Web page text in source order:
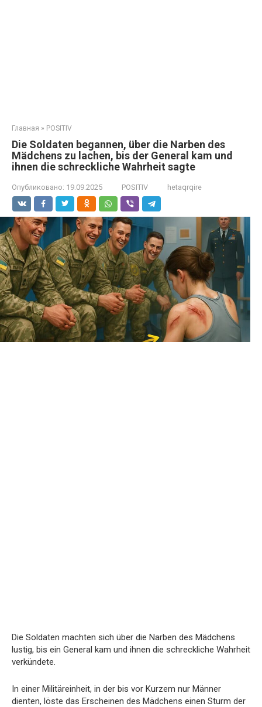
Главная » POSITIV
Die Soldaten begannen, über die Narben des
Mädchens zu lachen, bis der General kam und
ihnen die schreckliche Wahrheit sagte
Опубликовано: 19.09.2025 POSITIV hetaqrqire
Die Soldaten machten sich über die Narben des Mädchens
lustig, bis ein General kam und ihnen die schreckliche Wahrheit
verkündete.
In einer Militäreinheit, in der bis vor Kurzem nur Männer
dienten, löste das Erscheinen des Mädchens einen Sturm der